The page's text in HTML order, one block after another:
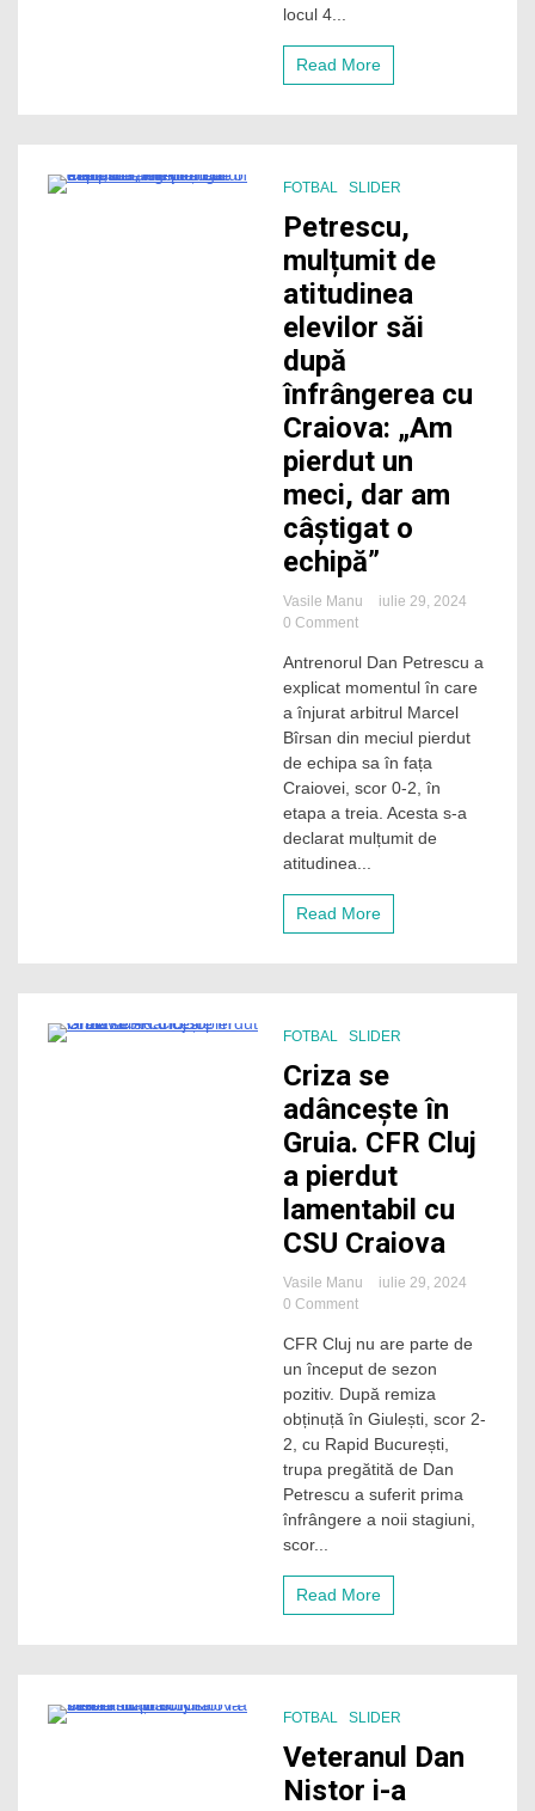
locul 4...
Read More
FOTBAL SLIDER
Petrescu,
mulțumit de
atitudinea
elevilor săi
după
înfrângerea cu
Craiova: „Am
pierdut un
meci, dar am
câștigat o
echipă”
Vasile Manu
iulie 29, 2024
0 Commenton
mulțumit
de
atitudinea
elevilor
după
înfrângerea
cu
Craiova:
meci,
echipă”
Antrenorul Dan Petrescu a
explicat momentul în care
a înjurat arbitrul Marcel
Bîrsan din meciul pierdut
de echipa sa în fața
Craiovei, scor 0-2, în
etapa a treia. Acesta s-a
declarat mulțumit de
atitudinea...
Read More
FOTBAL SLIDER
Criza se
adâncește în
Gruia. CFR Cluj
a pierdut
lamentabil cu
CSU Craiova
Vasile Manu
iulie 29, 2024
0 Commenton
se
adâncește
în
Gruia.
Cluj
a
pierdut
lamentabil
CFR Cluj nu are parte de
un început de sezon
pozitiv. După remiza
obținuță în Giulești, scor 2-
2, cu Rapid București,
trupa pregătită de Dan
Petrescu a suferit prima
înfrângere a noii stagiuni,
scor...
Read More
FOTBAL SLIDER
Veteranul Dan
Nistor i-a